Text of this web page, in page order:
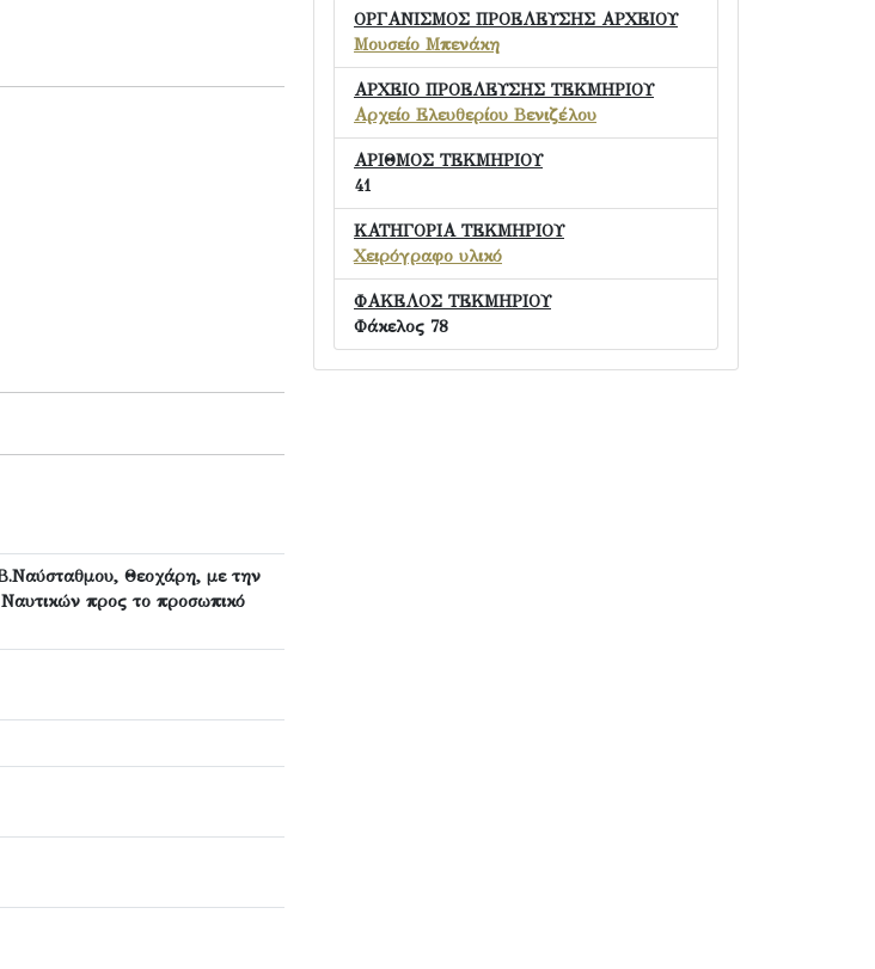
Θεοχάρη, με την
προς το προσωπικό
ΟΡΓΑΝΙΣΜΟΣ ΠΡΟΕΛΕΥΣΗΣ ΑΡΧΕΙΟΥ
Μουσείο Μπενάκη
ΑΡΧΕΙΟ ΠΡΟΕΛΕΥΣΗΣ ΤΕΚΜΗΡΙΟΥ
Αρχείο Ελευθερίου Βενιζέλου
ΑΡΙΘΜΟΣ ΤΕΚΜΗΡΙΟΥ
41
ΚΑΤΗΓΟΡΙΑ ΤΕΚΜΗΡΙΟΥ
Χειρόγραφο υλικό
ΦΑΚΕΛΟΣ ΤΕΚΜΗΡΙΟΥ
Φάκελος 78